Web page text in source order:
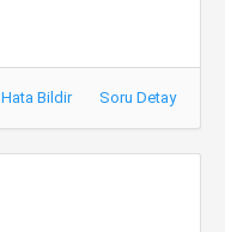
Hata Bildir Soru Detay